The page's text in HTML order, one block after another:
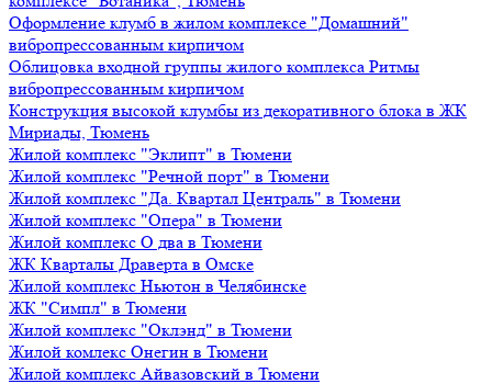
Оформление клумб в жилом комплексе "Домашний"
вибропрессованным кирпичом
Облицовка входной группы жилого комплекса Ритмы
вибропрессованным кирпичом
Конструкция высокой клумбы из декоративного блока в ЖК
Мириады, Тюмень
Жилой комплекс "Эклипт" в Тюмени
Жилой комплекс "Речной порт" в Тюмени
Жилой комплекс "Да. Квартал Централь" в Тюмени
Жилой комплекс "Опера" в Тюмени
Жилой комплекс О два в Тюмени
ЖК Кварталы Драверта в Омске
Жилой комплекс Ньютон в Челябинске
ЖК "Симпл" в Тюмени
Жилой комплекс "Оклэнд" в Тюмени
Жилой комлекс Онегин в Тюмени
Жилой комплекс Айвазовский в Тюмени